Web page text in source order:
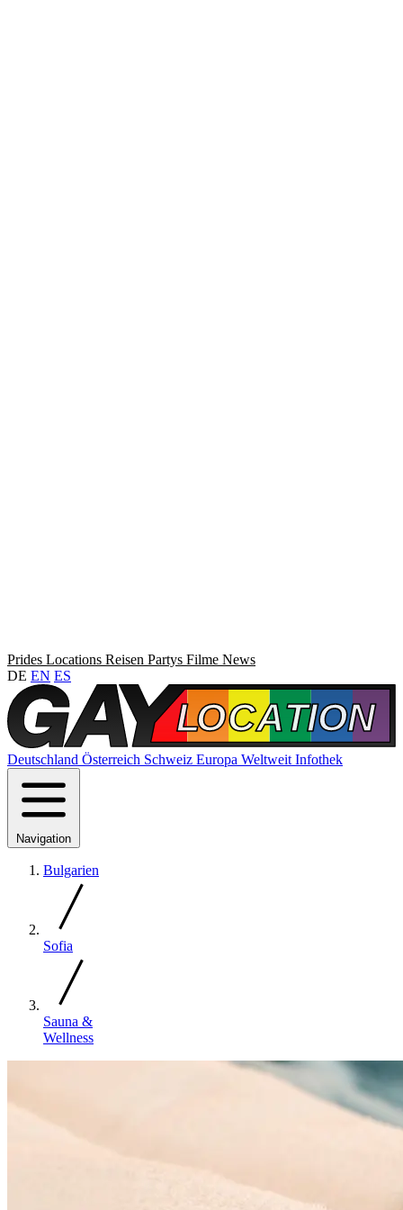
Prides Locations Reisen Partys Filme News
DE EN ES
Deutschland Österreich Schweiz Europa Weltweit Infothek
Navigation
Bulgarien
Sofia
Sauna &
Wellness